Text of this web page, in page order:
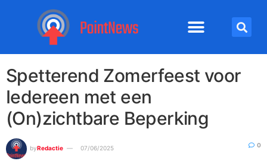
Spetterend Zomerfeest voor
Iedereen met een
(On)zichtbare Beperking
byRedactie 07/06/2025 0